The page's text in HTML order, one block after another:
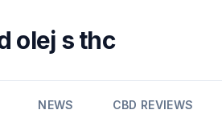
olej s thc
NEWS CBD REVIEWS